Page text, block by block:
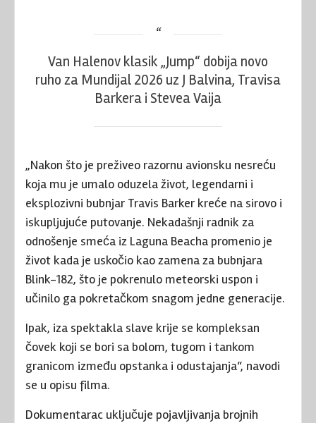
Van Halenov klasik „Jump“ dobija novo
ruho za Mundijal 2026 uz J Balvina, Travisa
Barkera i Stevea Vaija
„Nakon što je preživeo razornu avionsku nesreću
koja mu je umalo oduzela život, legendarni i
eksplozivni bubnjar Travis Barker kreće na sirovo i
iskupljujuće putovanje. Nekadašnji radnik za
odnošenje smeća iz Laguna Beacha promenio je
život kada je uskočio kao zamena za bubnjara
Blink-182, što je pokrenulo meteorski uspon i
učinilo ga pokretačkom snagom jedne generacije.
Ipak, iza spektakla slave krije se kompleksan
čovek koji se bori sa bolom, tugom i tankom
granicom između opstanka i odustajanja“, navodi
se u opisu filma.
Dokumentarac uključuje pojavljivanja brojnih